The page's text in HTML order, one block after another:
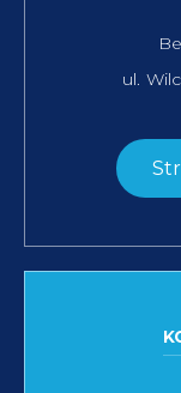
ul.